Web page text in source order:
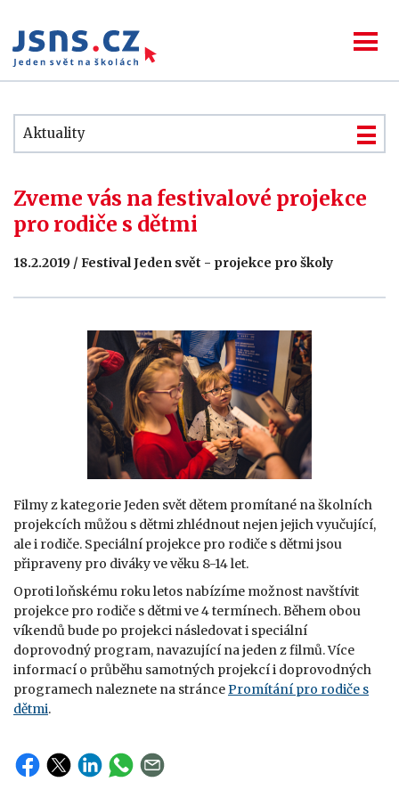
Aktuality
Zveme vás na festivalové projekce
pro rodiče s dětmi
18.2.2019 / Festival Jeden svět - projekce pro školy
Filmy z kategorie Jeden svět dětem promítané na školních
projekcích můžou s dětmi zhlédnout nejen jejich vyučující,
ale i rodiče. Speciální projekce pro rodiče s dětmi jsou
připraveny pro diváky ve věku 8-14 let.
Oproti loňskému roku letos nabízíme možnost navštívit
projekce pro rodiče s dětmi ve 4 termínech. Během obou
víkendů bude po projekci následovat i speciální
doprovodný program, navazující na jeden z filmů. Více
informací o průběhu samotných projekcí i doprovodných
programech naleznete na stráncePromítání pro rodiče s
dětmi.